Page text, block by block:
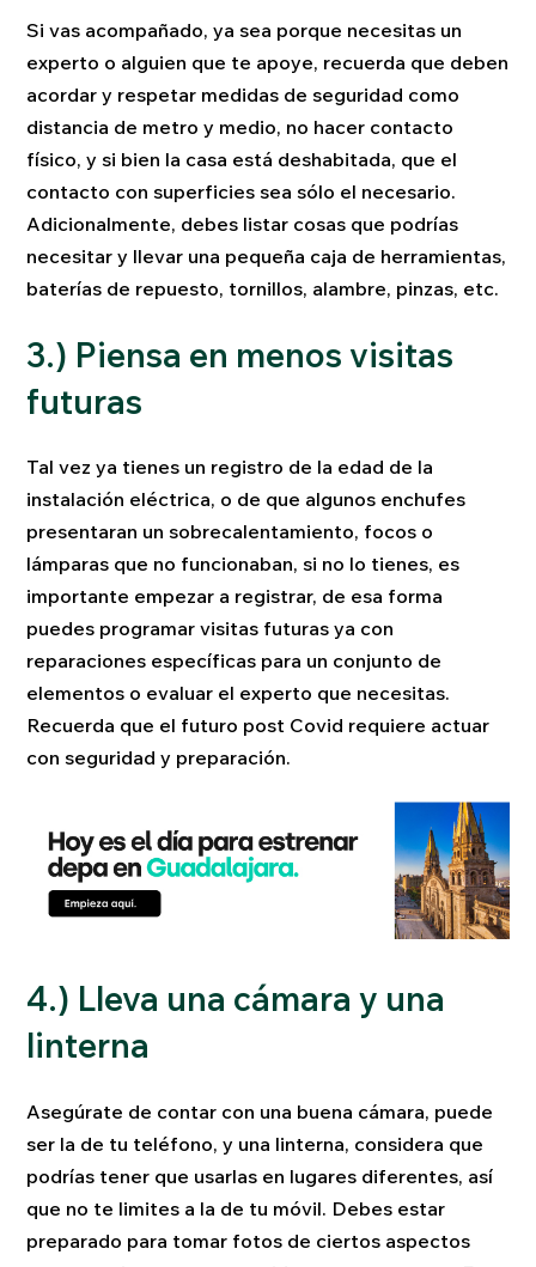
Si vas acompañado, ya sea porque necesitas un
experto o alguien que te apoye, recuerda que deben
acordar y respetar medidas de seguridad como
distancia de metro y medio, no hacer contacto
físico, y si bien la casa está deshabitada, que el
contacto con superficies sea sólo el necesario.
Adicionalmente, debes listar cosas que podrías
necesitar y llevar una pequeña caja de herramientas,
baterías de repuesto, tornillos, alambre, pinzas, etc.
3.) Piensa en menos visitas
futuras
Tal vez ya tienes un registro de la edad de la
instalación eléctrica, o de que algunos enchufes
presentaran un sobrecalentamiento, focos o
lámparas que no funcionaban, si no lo tienes, es
importante empezar a registrar, de esa forma
puedes programar visitas futuras ya con
reparaciones específicas para un conjunto de
elementos o evaluar el experto que necesitas.
Recuerda que el futuro post Covid requiere actuar
con seguridad y preparación.
4.) Lleva una cámara y una
linterna
Asegúrate de contar con una buena cámara, puede
ser la de tu teléfono, y una linterna, considera que
podrías tener que usarlas en lugares diferentes, así
que no te limites a la de tu móvil. Debes estar
preparado para tomar fotos de ciertos aspectos